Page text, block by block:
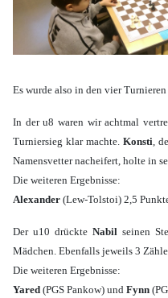
Es wurde also in den vier
In der u8 waren wir achtmal
Turniersieg klar machte. Konsti,
Namensvetter nacheifert, holte in
Die weiteren Ergebnisse:
Alexander (Lew-Tolstoi) 2,5
Der u10 drückte Nabilseinen
Mädchen. Ebenfalls jeweils 3
Die weiteren Ergebnisse:
Yared (PGS Pankow) und Fynn